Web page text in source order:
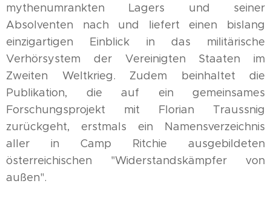
mythenumrankten Lagers und seiner
Absolventen nach und liefert einen bislang
einzigartigen Einblick in das militärische
Verhörsystem der Vereinigten Staaten im
Zweiten Weltkrieg. Zudem beinhaltet die
Publikation, die auf ein gemeinsames
Forschungsprojekt mit Florian Traussnig
zurückgeht, erstmals ein Namensverzeichnis
aller in Camp Ritchie ausgebildeten
österreichischen "Widerstandskämpfer von
außen".